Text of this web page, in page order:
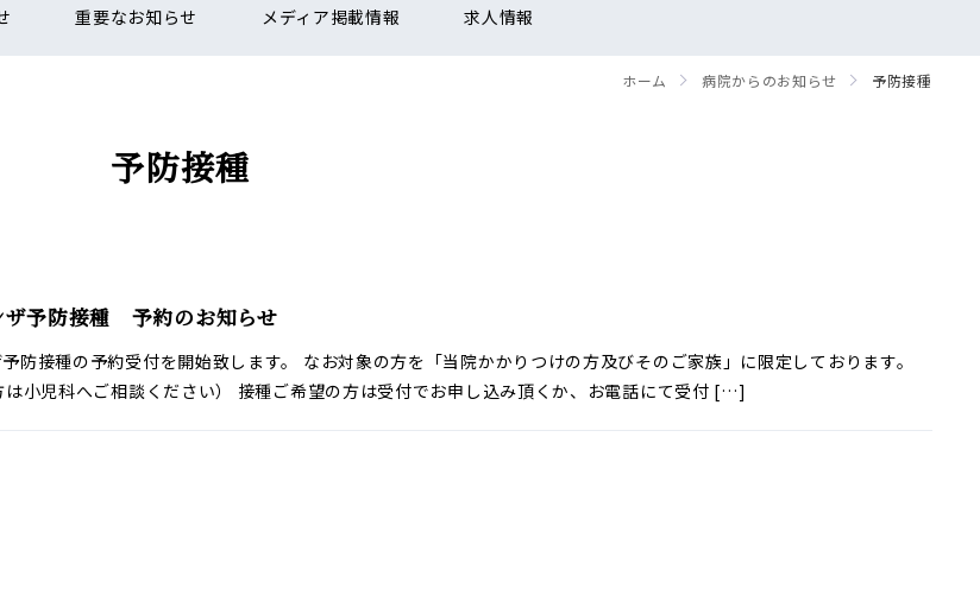
重要なお知らせ メディア掲載情報 求人情報
ホーム 病院からのお知らせ 予防接種
予防接種
ザ予防接種 予約のお知らせ
防接種の予約受付を開始致します。 なお対象の方を「当院かかりつけの方及びそのご家族」に限定しております。
は小児科へご相談ください） 接種ご希望の方は受付でお申し込み頂くか、お電話にて受付 […]